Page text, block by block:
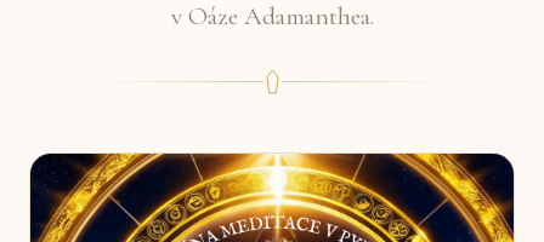
v Oáze Adamanthea.